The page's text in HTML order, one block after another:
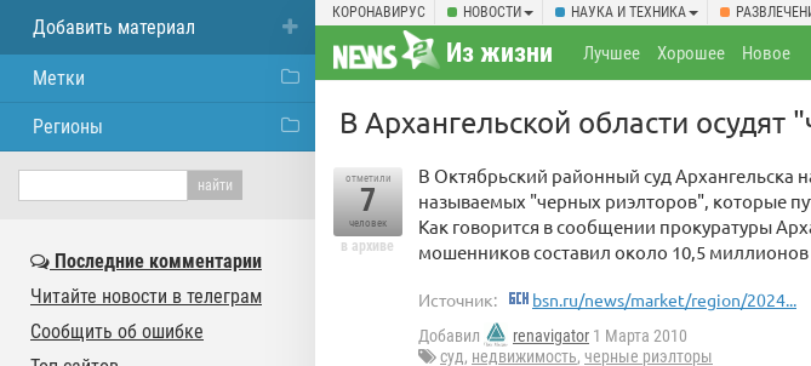
КОРОНАВИРУС НОВОСТИ НАУКА И ТЕХНИКА
Из жизни Лучшее Хорошее Новое
В Архангельской области осудят
отметили
7
человек
в архиве
В Октябрьский районный суд Архангельска
называемых "черных риэлторов", которые
Как говорится в сообщении прокуратуры
мошенников составил около 10,5 миллионов
Источник: bsn.ru/news/market/region/2024...
Добавил renavigator 1 Марта 2010
суд, недвижимость, черные риэлторы
Добавить материал
Метки
Регионы
Последние комментарии
Читайте новости в телеграм
Сообщить об ошибке